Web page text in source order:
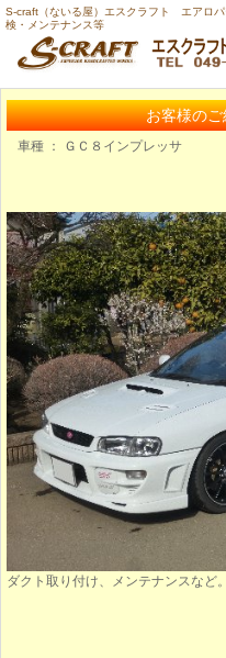
S-craft（ないる屋）エスクラフト エアロ
検・メンテナンス等
お客様の
車種 ： ＧＣ８インプレッサ
ダクト取り付け、メンテナンスなど。